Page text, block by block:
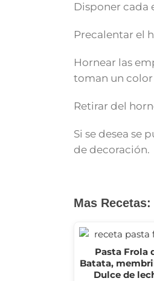
Disponer cada
Precalentar el
Hornear las
toman un color
Retirar del
Si se desea se
de decoración.
Mas Recetas:
Pasta Frola
Batata,
Dulce de